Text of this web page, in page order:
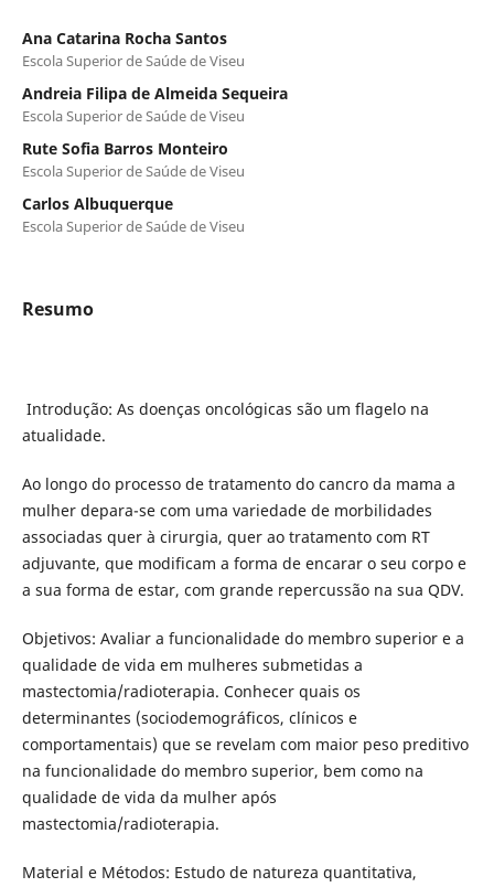
Ana Catarina Rocha Santos
Escola Superior de Saúde de Viseu
Andreia Filipa de Almeida Sequeira
Escola Superior de Saúde de Viseu
Rute Sofia Barros Monteiro
Escola Superior de Saúde de Viseu
Carlos Albuquerque
Escola Superior de Saúde de Viseu
Resumo
Introdução: As doenças oncológicas são um flagelo na
atualidade.
Ao longo do processo de tratamento do cancro da mama a
mulher depara-se com uma variedade de morbilidades
associadas quer à cirurgia, quer ao tratamento com RT
adjuvante, que modificam a forma de encarar o seu corpo e
a sua forma de estar, com grande repercussão na sua QDV.
Objetivos: Avaliar a funcionalidade do membro superior e a
qualidade de vida em mulheres submetidas a
mastectomia/radioterapia. Conhecer quais os
determinantes (sociodemográficos, clínicos e
comportamentais) que se revelam com maior peso preditivo
na funcionalidade do membro superior, bem como na
qualidade de vida da mulher após
mastectomia/radioterapia.
Material e Métodos: Estudo de natureza quantitativa,